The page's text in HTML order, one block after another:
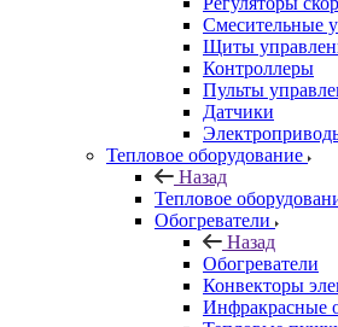
Смесительные
Щиты
Контроллеры
Пульты
Датчики
Тепловое оборудование
Назад
Тепловое
Обогреватели
Назад
Обогреватели
Конвекторы
Инфракрасные